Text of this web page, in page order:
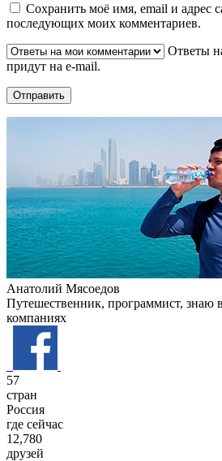
Сохранить моё имя, email и адрес
последующих моих комментариев.
Ответы
придут на e-mail.
Анатолий Мясоедов
Путешественник, программист, знаю
компаниях
57
стран
Россия
где сейчас
12,780
друзей